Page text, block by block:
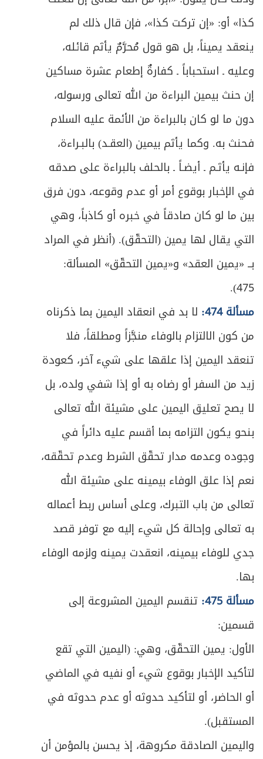
كذا» أو: «إن تركت كذا»، فإن قال ذلك لم
ينعقد يميناً، بل هو قول مُحرَّمٌ يأثم قائله،
وعليه ـ استحباباً ـ كفارةٌ إطعام عشرة مساكين
إن حنث بيمين البراءة من الله تعالى ورسوله،
دون ما لو كان بالبراءة من الأئمة عليه السلام
فحنث به. وكما يأثم بيمين (العقـد) بالبـراءة،
فإنـه يأثـم ـ أيضـاً ـ بالحلف بالبراءة على صدقه
في الإخبار بوقوع أمر أو عدم وقوعه، دون فرق
بين ما لو كان صادقاً في خبره أو كاذباً، وهي
التي يقال لها يمين (التحقّق). (أنظر في المراد
بــ «يمين العقد» و«يمين التحقّق» المسألة:
475).
مسألة 474:
لا بد في انعقاد اليمين بما ذكرناه
من كون الالتزام بالوفاء منجَّزاً ومطلقاً، فلا
تنعقد اليمين إذا علقها على شيء آخر، كعودة
زيد من السفر أو رضاه به أو إذا شفي ولده، بل
لا يصح تعليق اليمين على مشيئة الله تعالى
بنحو يكون التزامه بما أقسم عليه دائراً في
وجوده وعدمه مدار تحقّق الشرط وعدم تحقّقه،
نعم إذا علق الوفاء بيمينه على مشيئة الله
تعالى من باب التبرك، وعلى أساس ربط أعماله
به تعالى وإحالة كل شيء إليه مع توفر قصد
جدي للوفاء بيمينه، انعقدت يمينه ولزمه الوفاء
بها.
مسألة 475:
تنقسم اليمين المشروعة إلى
قسمين:
الأول: يمين التحقّق، وهي: (اليمين التي تقع
لتأكيد الإخبار بوقوع شيء أو نفيه في الماضي
أو الحاضر، أو لتأكيد حدوثه أو عدم حدوثه في
المستقبل).
واليمين الصادقة مكروهة، إذ يحسن بالمؤمن أن